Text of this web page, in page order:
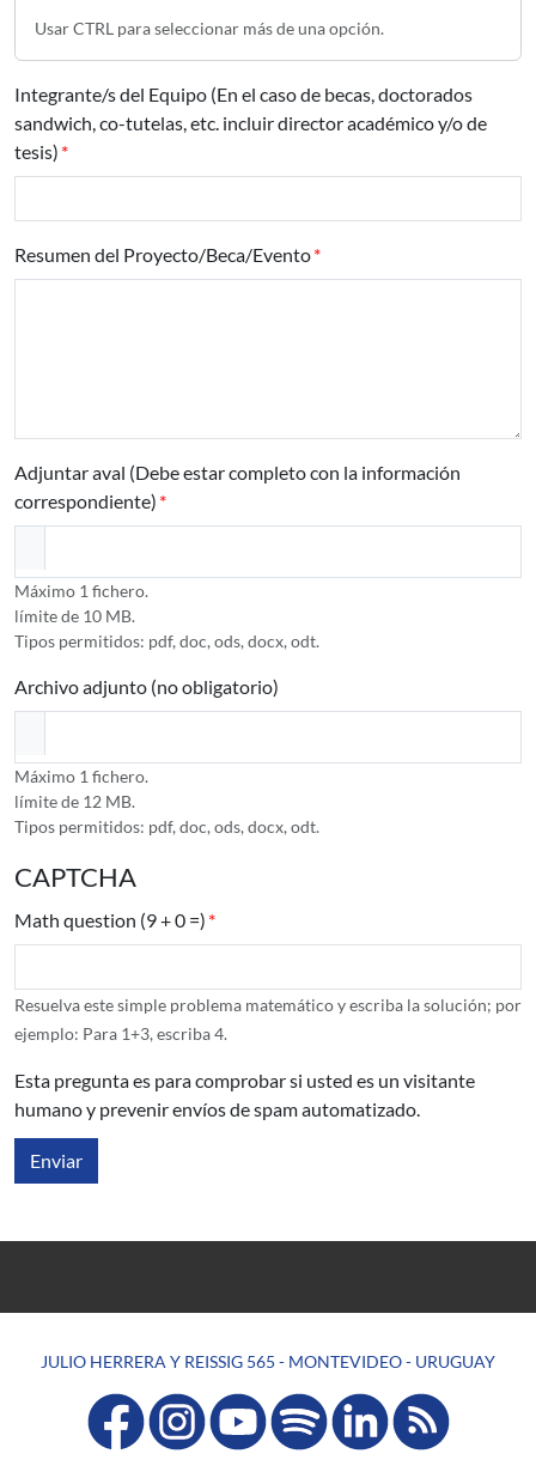
Usar CTRL para seleccionar más de una opción.
Integrante/s del Equipo (En el caso de becas, doctorados
sandwich, co-tutelas, etc. incluir director académico y/o de
tesis)
Resumen del Proyecto/Beca/Evento
Adjuntar aval (Debe estar completo con la información
correspondiente)
Máximo 1 fichero.
límite de 10 MB.
Tipos permitidos: pdf, doc, ods, docx, odt.
Archivo adjunto (no obligatorio)
Máximo 1 fichero.
límite de 12 MB.
Tipos permitidos: pdf, doc, ods, docx, odt.
CAPTCHA
Math question (9 + 0 =)
Resuelva este simple problema matemático y escriba la solución; por
ejemplo: Para 1+3, escriba 4.
Esta pregunta es para comprobar si usted es un visitante
humano y prevenir envíos de spam automatizado.
JULIO HERRERA Y REISSIG 565 - MONTEVIDEO - URUGUAY